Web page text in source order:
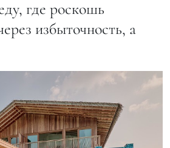
где роскошь
избыточность, а